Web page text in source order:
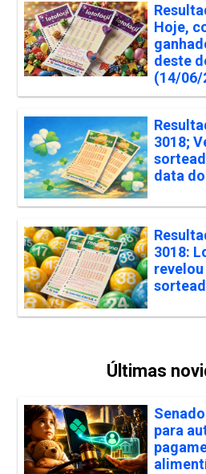
Hoje,
deste
(14/06/
3018;
data
3018:
Últimas
para